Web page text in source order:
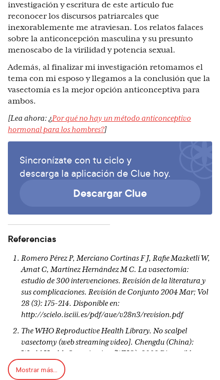
investigación y escritura de este artículo fue
reconocer los discursos patriarcales que
inexorablemente me atraviesan. Los relatos falaces
sobre la anticoncepción masculina y su presunto
menoscabo de la virilidad y potencia sexual.
Además, al finalizar mi investigación retomamos el
tema con mi esposo y llegamos a la conclusión que la
vasectomía es la mejor opción anticonceptiva para
ambos.
[Lea ahora: ¿Por qué no hay un método anticonceptivo
hormonal para los hombres?]
Sincronízate con tu ciclo y
descarga la aplicación de Clue hoy.
Descargar Clue
Referencias
Romero Pérez P, Merciano Cortinas F J, Rafie Mazketli W,
Amat C, Martínez Hernández M C. La vasectomía:
estudio de 300 intervenciones. Revisión de la literatura y
sus complicaciones. Revisión de Conjunto 2004 Mar; Vol
28 (3): 175-214. Disponible en:
http://scielo.isciii.es/pdf/aue/v28n3/revision.pdf
The WHO Reproductive Health Library. No scalpel
vasectomy (web streaming video]. Chengdu (China):
World Health Organization (WHO); 2008 Disponible en:
https://extranet.who.int/rhl/es/resources/videos/vasecto
m%C3%ADa-sin-bistur%C3%AD-903-2008
Mostrar más...